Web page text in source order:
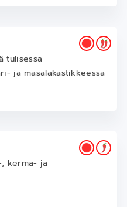
tulisessa
ja masalakastikkeessa
, kerma- ja